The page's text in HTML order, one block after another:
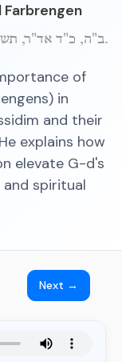
ב"ה, כ"ד אד"ר, תשי"א ברוקלין.
of
in
and their
explains how
elevate G-d's
spiritual
Next →